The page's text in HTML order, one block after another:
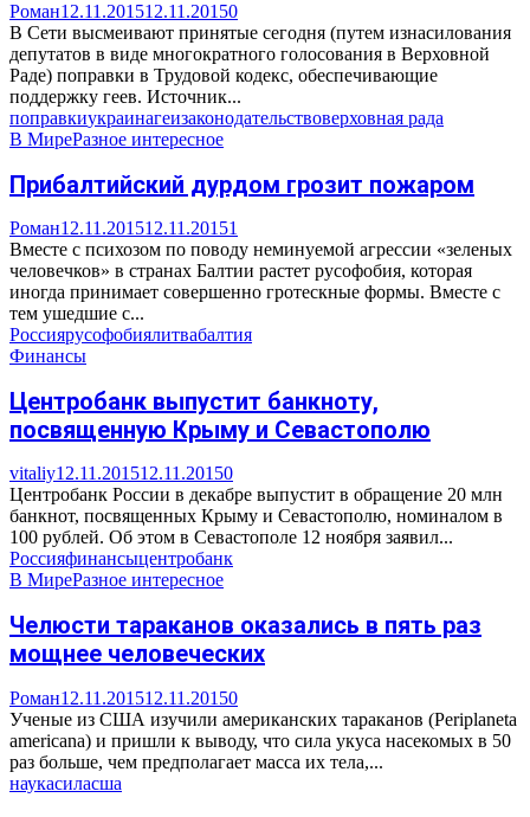
Роман12.11.201512.11.20150
В Сети высмеивают принятые сегодня (путем изнасилования
депутатов в виде многократного голосования в Верховной
Раде) поправки в Трудовой кодекс, обеспечивающие
поддержку геев. Источник...
поправкиукраинагеизаконодательствоверховная рада
В МиреРазное интересное
Прибалтийский дурдом грозит пожаром
Роман12.11.201512.11.20151
Вместе с психозом по поводу неминуемой агрессии «зеленых
человечков» в странах Балтии растет русофобия, которая
иногда принимает совершенно гротескные формы. Вместе с
тем ушедшие с...
Россиярусофобиялитвабалтия
Финансы
Центробанк выпустит банкноту,
посвященную Крыму и Севастополю
vitaliy12.11.201512.11.20150
Центробанк России в декабре выпустит в обращение 20 млн
банкнот, посвященных Крыму и Севастополю, номиналом в
100 рублей. Об этом в Севастополе 12 ноября заявил...
Россияфинансыцентробанк
В МиреРазное интересное
Челюсти тараканов оказались в пять раз
мощнее человеческих
Роман12.11.201512.11.20150
Ученые из США изучили американских тараканов (Periplaneta
americana) и пришли к выводу, что сила укуса насекомых в 50
раз больше, чем предполагает масса их тела,...
наукасиласша